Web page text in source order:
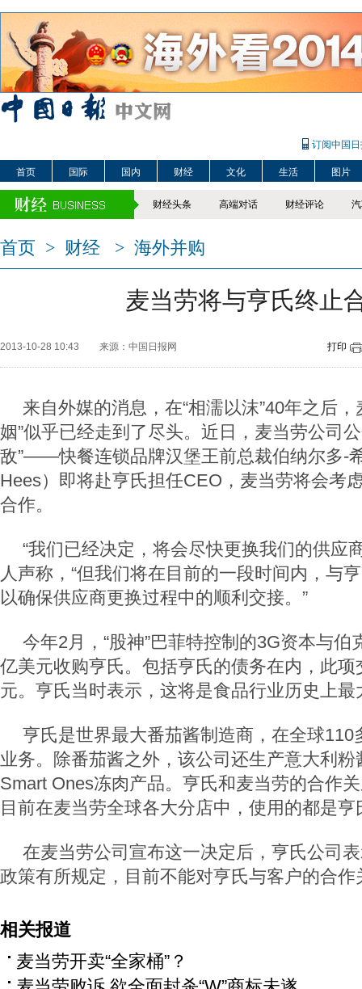
订阅中国
首页 国际 国内 财经 文化 生活 图片
财经头条 高端对话 财经评论
首页 > 财经 > 海外并购
麦当劳将与亨氏终止
2013-10-28 10:43 来源：中国日报网 打印
来自外媒的消息，在“相濡以沫”40年之后
姻”似乎已经走到了尽头。近日，麦当劳公司
敌”——快餐连锁品牌汉堡王前总裁伯纳尔多-
Hees）即将赴亨氏担任CEO，麦当劳将会考
合作。
“我们已经决定，将会尽快更换我们的供应
人声称，“但我们将在目前的一段时间内，与
以确保供应商更换过程中的顺利交接。”
今年2月，“股神”巴菲特控制的3G资本与伯
亿美元收购亨氏。包括亨氏的债务在内，此项
元。亨氏当时表示，这将是食品行业历史上
亨氏是世界最大番茄酱制造商，在全球110
业务。除番茄酱之外，该公司还生产意大利粉
Smart Ones冻肉产品。亨氏和麦当劳的合作
目前在麦当劳全球各大分店中，使用的都是
在麦当劳公司宣布这一决定后，亨氏公司
政策有所规定，目前不能对亨氏与客户的合
相关报道
麦当劳开卖“全家桶”？